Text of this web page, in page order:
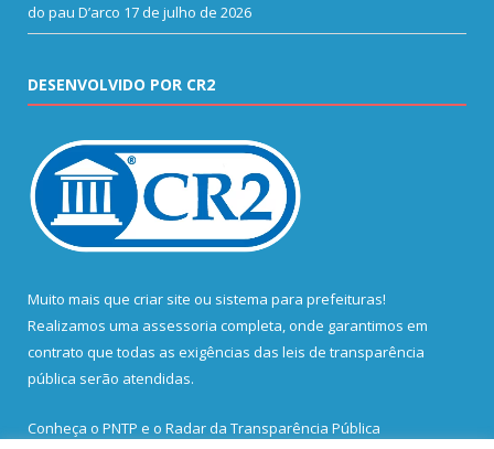
do pau D’arco 17 de julho de 2026
DESENVOLVIDO POR CR2
Muito mais que criar site ou sistema para prefeituras!
Realizamos uma assessoria completa, onde garantimos em
contrato que todas as exigências das leis de transparência
pública serão atendidas.
Conheça o PNTP e o Radar da Transparência Pública